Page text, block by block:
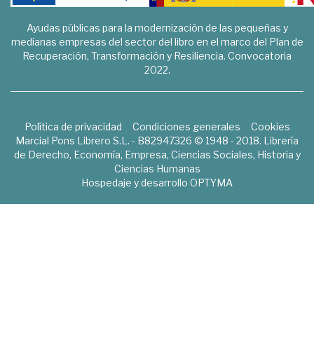
Ayudas públicas para la modernización de las pequeñas y
medianas empresas del sector del libro en el marco del Plan de
Recuperación, Transformación y Resiliencia. Convocatoria
2022.
Política de privacidad Condiciones generales
Cookies
Marcial Pons Librero S.L. - B82947326 © 1948 - 2018. Librería
de Derecho, Economía, Empresa, Ciencias Sociales, Historia y
Ciencias Humanas
Hospedaje y desarrollo OPTYMA